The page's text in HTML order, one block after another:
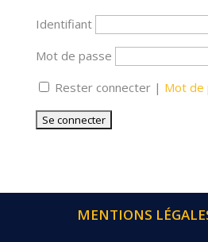
Identifiant
Mot de passe
Rester connecter| Mot de
MENTIONS